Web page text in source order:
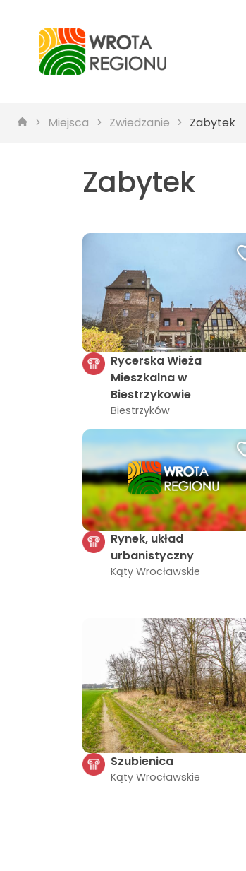
Miejsca Zwiedzanie Zabytek
Zabytek
Rycerska Wieża
Mieszkalna w
Biestrzykowie
Biestrzyków
Rynek, układ
urbanistyczny
Kąty Wrocławskie
Szubienica
Kąty Wrocławskie